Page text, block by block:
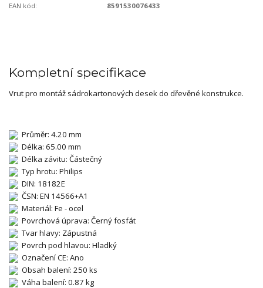
EAN kód:
8591530076433
Kompletní specifikace
Vrut pro montáž sádrokartonových desek do dřevěné konstrukce.
Průměr: 4.20 mm
Délka: 65.00 mm
Délka závitu: Částečný
Typ hrotu: Philips
DIN: 18182E
ČSN: EN 14566+A1
Materiál: Fe - ocel
Povrchová úprava: Černý fosfát
Tvar hlavy: Zápustná
Povrch pod hlavou: Hladký
Označení CE: Ano
Obsah balení: 250 ks
Váha balení: 0.87 kg